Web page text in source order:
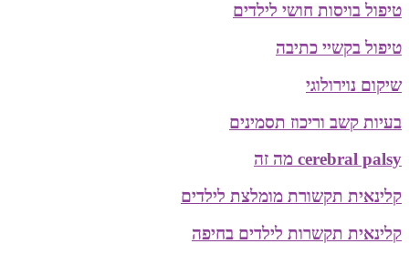
טיפול בויסות חושי לילדים
טיפול בקשיי כתיבה
שיקום נוירולוגי
בעיות קשב וריכוז תסמינים
cerebral palsy מה זה
קלינאית תקשורת מומלצת לילדים
קלינאית תקשרות לילדים בחיפה